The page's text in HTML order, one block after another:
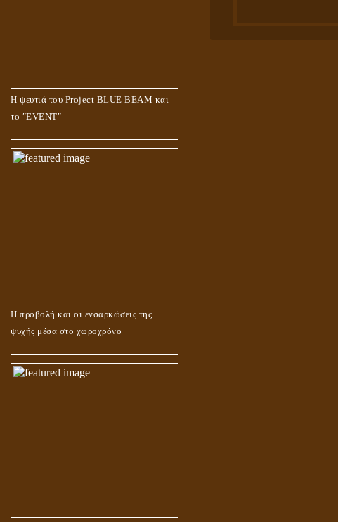
Η ψευτιά του Project BLUE BEAM και
το ʺEVENTʺ
Η προβολή και οι ενσαρκώσεις της
ψυχής μέσα στο χωροχρόνο